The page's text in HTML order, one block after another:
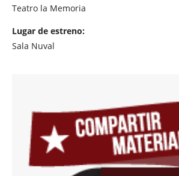
Teatro la Memoria
Lugar de estreno:
Sala Nuval